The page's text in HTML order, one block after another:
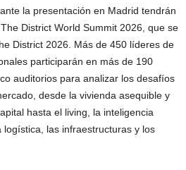
la presentación en Madrid tendrán
District World Summit 2026, que se
District 2026. Más de 450 líderes de
participarán en más de 190
auditorios para analizar los desafíos
desde la vivienda asequible y
hasta el living, la inteligencia
las infraestructuras y los